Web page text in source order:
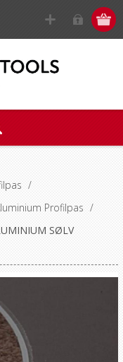
/
Profilpas /
SØLV